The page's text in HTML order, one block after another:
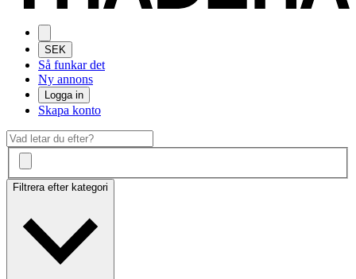
SEK
Så funkar det
Ny annons
Logga in
Skapa konto
Filtrera efter kategori